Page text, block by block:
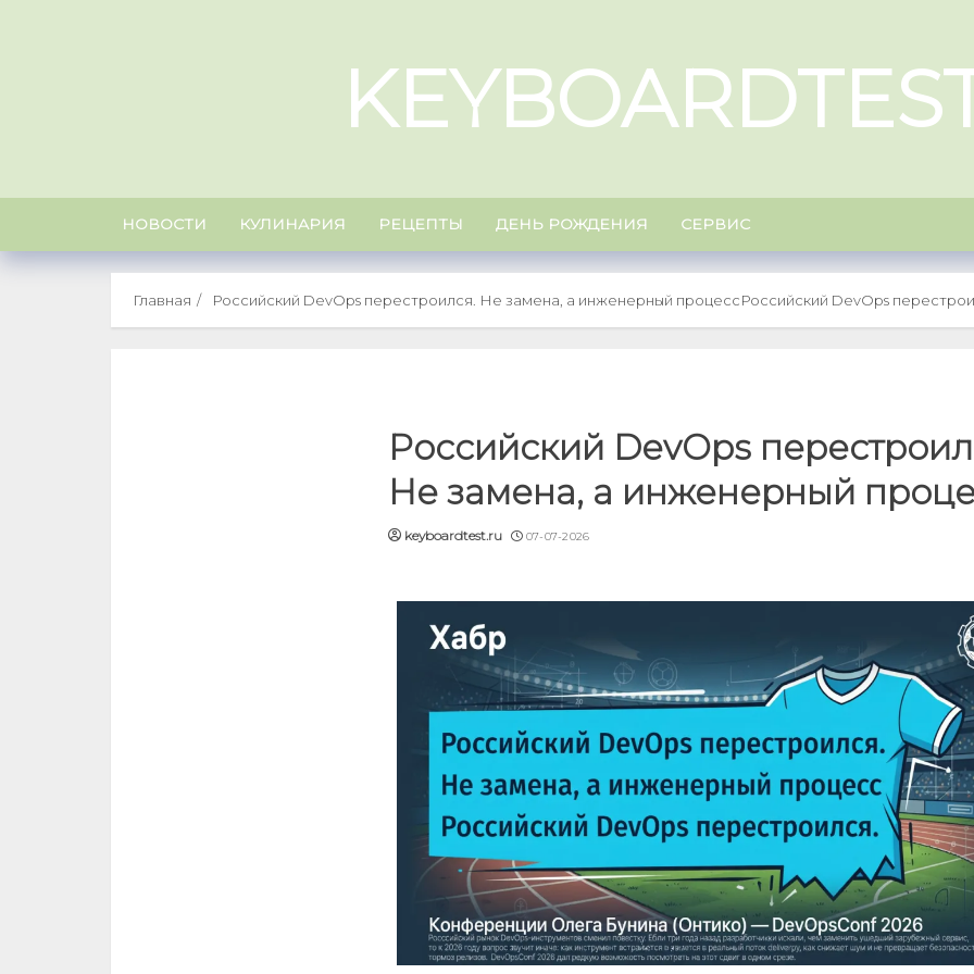
НОВОСТИ КУЛИНАРИЯ РЕЦЕПТЫ ДЕНЬ РОЖДЕНИЯ СЕРВИС
Главная Российский DevOps перестроился. Не замена, а инженерный процессРоссийский DevOps
Российский DevOps
Не замена, а инженерный
keyboardtest.ru 07-07-2026